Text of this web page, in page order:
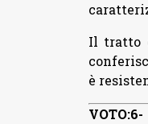
Il tratto
è
VOTO:6-